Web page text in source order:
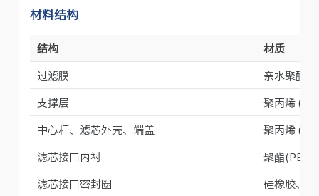
材料结构
结构
材质
过滤膜
亲水聚醚
支撑层
聚丙烯 (PP)
中心杆、滤芯外壳、端盖
聚丙烯 (PP)
滤芯接口内衬
聚酯(PBT)
滤芯接口密封圈
硅橡胶、